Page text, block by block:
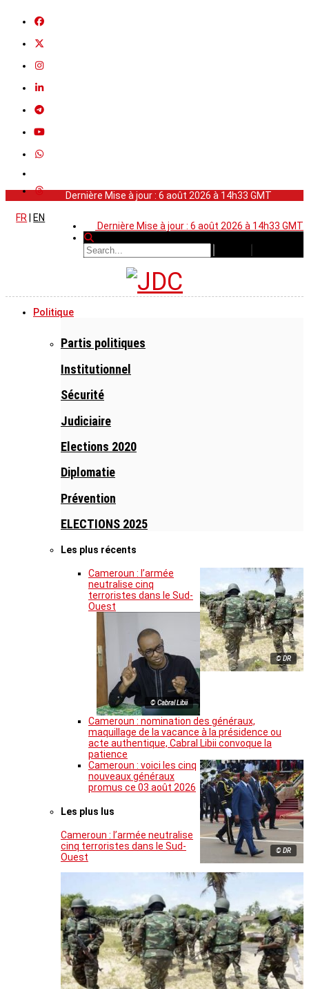
Dernière Mise à jour : 6 août 2026 à 14h33 GMT
Dernière Mise à jour : 6 août 2026 à 14h33 GMT
FR
EN
Politique
Partis politiques
Institutionnel
Sécurité
Judiciaire
Elections 2020
Diplomatie
Prévention
ELECTIONS 2025
Les plus récents
© DR
Cameroun : l’armée
neutralise cinq
terroristes dans le Sud-
Ouest
© Cabral Libii
Cameroun : nomination des généraux,
maquillage de la vacance à la présidence ou
acte authentique, Cabral Libii convoque la
patience
© DR
Cameroun : voici les cinq
nouveaux généraux
promus ce 03 août 2026
Les plus lus
Cameroun : l’armée neutralise
cinq terroristes dans le Sud-
Ouest